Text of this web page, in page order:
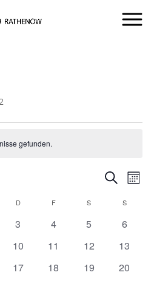
gefunden.
UND
Suche
DDONNERSTAG
FFREITAG S SAMSTAGS
0
3
0
4
0
5
0
6
0
10
0
11
0
12
0
13
0
17
0
18
0
19
0
20